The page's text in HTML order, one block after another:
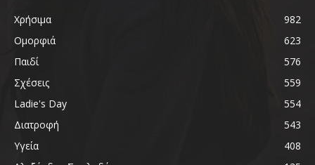
Χρήσιμα
982
Ομορφιά
623
Παιδί
576
Σχέσεις
559
Ladie's Day
554
Διατροφή
543
Υγεία
408